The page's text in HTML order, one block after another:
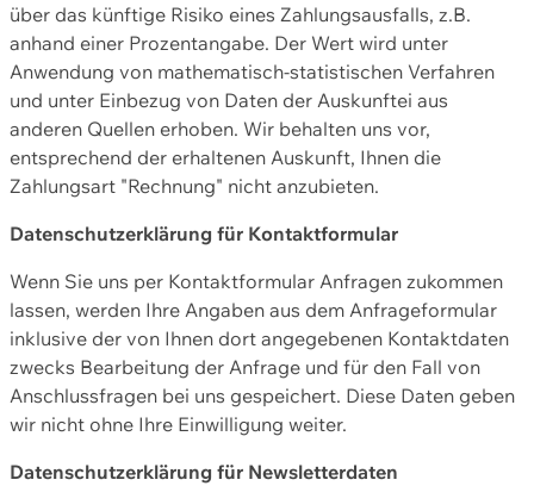
über das künftige Risiko eines Zahlungsausfalls, z.B.
anhand einer Prozentangabe. Der Wert wird unter
Anwendung von mathematisch-statistischen Verfahren
und unter Einbezug von Daten der Auskunftei aus
anderen Quellen erhoben. Wir behalten uns vor,
entsprechend der erhaltenen Auskunft, Ihnen die
Zahlungsart "Rechnung" nicht anzubieten.
Datenschutzerklärung für Kontaktformular
Wenn Sie uns per Kontaktformular Anfragen zukommen
lassen, werden Ihre Angaben aus dem Anfrageformular
inklusive der von Ihnen dort angegebenen Kontaktdaten
zwecks Bearbeitung der Anfrage und für den Fall von
Anschlussfragen bei uns gespeichert. Diese Daten geben
wir nicht ohne Ihre Einwilligung weiter.
Datenschutzerklärung für Newsletterdaten